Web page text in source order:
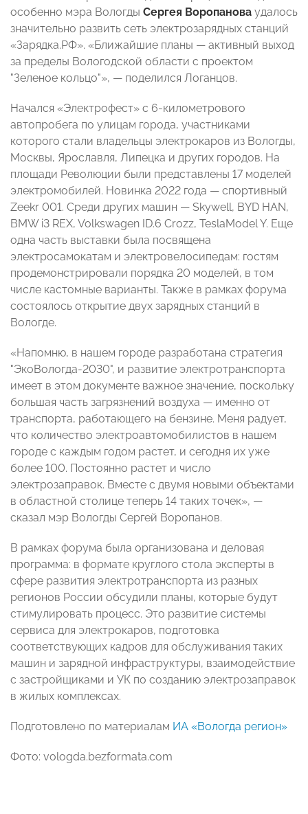
особенно мэра Вологды Сергея Воропанова удалось
значительно развить сеть электрозарядных станций
«Зарядка.РФ». «Ближайшие планы — активный выход
за пределы Вологодской области с проектом
"Зеленое кольцо"», — поделился Логанцов.
Начался «Электрофест» с 6-километрового
автопробега по улицам города, участниками
которого стали владельцы электрокаров из Вологды,
Москвы, Ярославля, Липецка и других городов. На
площади Революции были представлены 17 моделей
электромобилей. Новинка 2022 года — спортивный
Zeekr 001. Среди других машин — Skywell, BYD HAN,
BMW i3 REX, Volkswagen ID.6 Crozz, TeslaModel Y. Еще
одна часть выставки была посвящена
электросамокатам и электровелосипедам: гостям
продемонстрировали порядка 20 моделей, в том
числе кастомные варианты. Также в рамках форума
состоялось открытие двух зарядных станций в
Вологде.
«Напомню, в нашем городе разработана стратегия
"ЭкоВологда-2030", и развитие электротранспорта
имеет в этом документе важное значение, поскольку
большая часть загрязнений воздуха — именно от
транспорта, работающего на бензине. Меня радует,
что количество электроавтомобилистов в нашем
городе с каждым годом растет, и сегодня их уже
более 100. Постоянно растет и число
электрозаправок. Вместе с двумя новыми объектами
в областной столице теперь 14 таких точек», —
сказал мэр Вологды Сергей Воропанов.
В рамках форума была организована и деловая
программа: в формате круглого стола эксперты в
сфере развития электротранспорта из разных
регионов России обсудили планы, которые будут
стимулировать процесс. Это развитие системы
сервиса для электрокаров, подготовка
соответствующих кадров для обслуживания таких
машин и зарядной инфраструктуры, взаимодействие
с застройщиками и УК по созданию электрозаправок
в жилых комплексах.
Подготовлено по материалам ИА «Вологда регион»
Фото: vologda.bezformata.com